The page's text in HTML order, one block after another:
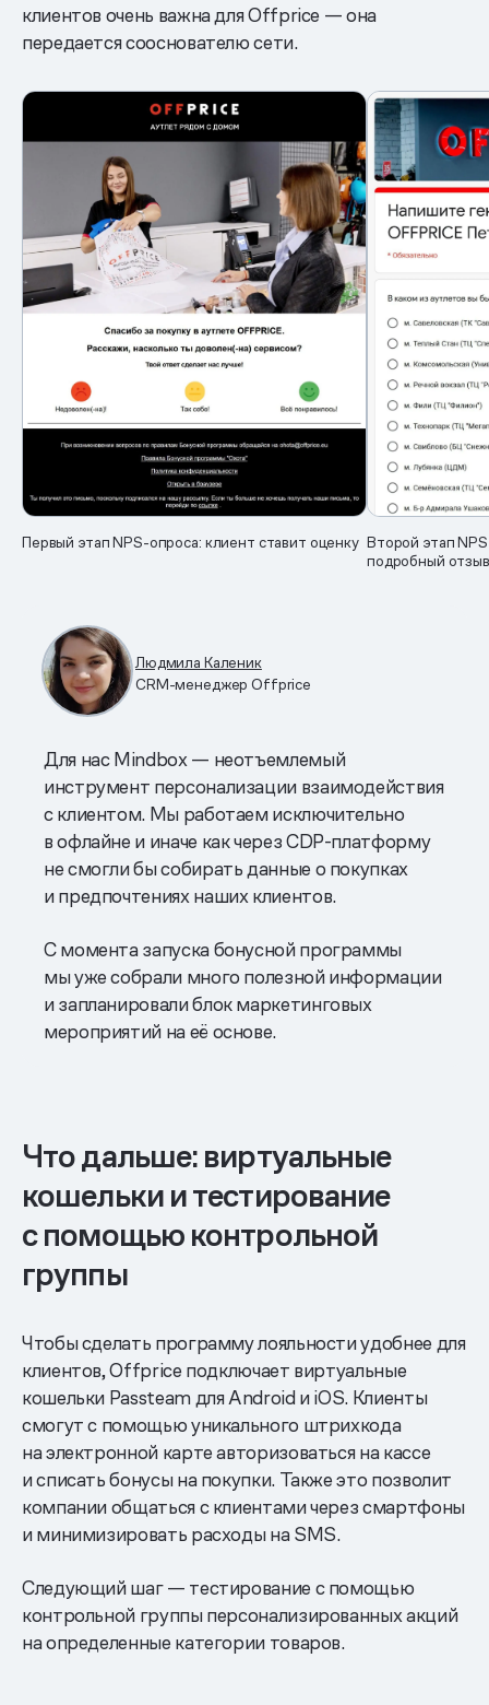
клиентов очень важна для Offprice — она
передается сооснователю сети.
Первый этап NPS-опроса: клиент ставит оценку Второй этап
подробный отзыв
Людмила Каленик
CRM-менеджер Offprice
Для нас Mindbox — неотъемлемый
инструмент персонализации взаимодействия
с клиентом. Мы работаем исключительно
в офлайне и иначе как через CDP-платформу
не смогли бы собирать данные о покупках
и предпочтениях наших клиентов.
С момента запуска бонусной программы
мы уже собрали много полезной информации
и запланировали блок маркетинговых
мероприятий на её основе.
Что дальше: виртуальные
кошельки и тестирование
с помощью контрольной
группы
Чтобы сделать программу лояльности удобнее для
клиентов, Offprice подключает виртуальные
кошельки Passteam для Android и iOS. Клиенты
смогут с помощью уникального штрихкода
на электронной карте авторизоваться на кассе
и списать бонусы на покупки. Также это позволит
компании общаться с клиентами через смартфоны
и минимизировать расходы на SMS.
Следующий шаг — тестирование с помощью
контрольной группы персонализированных акций
на определенные категории товаров.